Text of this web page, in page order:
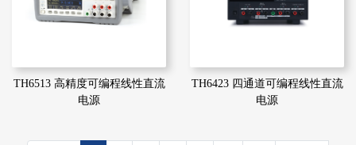
TH6513 高精度可编程线性直流
电源
TH6423 四通道可编程线性直流
电源